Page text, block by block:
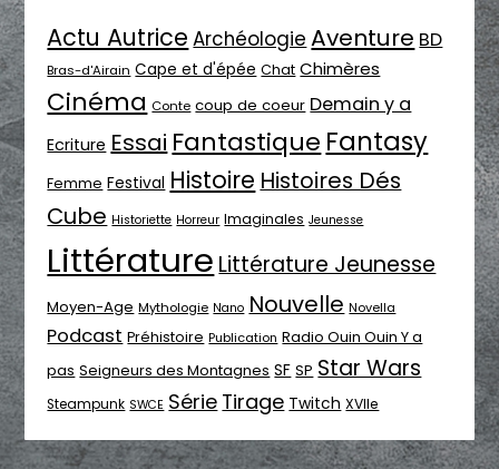
Actu Autrice Archéologie Aventure BD
Bras-d'Airain Cape et d'épée Chat Chimères
Cinéma Conte coup de coeur Demain y a
Ecriture Essai Fantastique Fantasy
Femme Festival Histoire Histoires Dés
Cube Historiette Horreur Imaginales Jeunesse
Littérature Littérature Jeunesse
Moyen-Age Mythologie Nano Nouvelle Novella
Podcast Préhistoire Publication Radio Ouin Ouin Y a
pas Seigneurs des Montagnes SF SP Star Wars
Steampunk SWCE Série Tirage Twitch XVIIe